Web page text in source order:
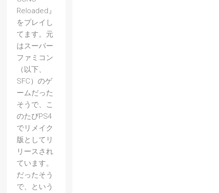
Reloaded』
をプレイし
てます。元
はスーパー
ファミコン
（以下、
SFC）のゲ
ームだった
そうで、こ
のたびPS4
でリメイク
版としてリ
リースされ
ています。
だったそう
で、という